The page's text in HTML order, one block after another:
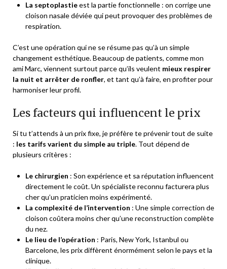
La septoplastieest la partie fonctionnelle : on corrige une
cloison nasale déviée qui peut provoquer des problèmes de
respiration.
C’est une opération qui ne se résume pas qu’à un simple
changement esthétique. Beaucoup de patients, comme mon
ami Marc, viennent surtout parce qu’ils veulent mieux respirer
la nuit et arrêter de ronfler, et tant qu’à faire, en profiter pour
harmoniser leur profil.
Les facteurs qui influencent le prix
Si tu t’attends à un prix fixe, je préfère te prévenir tout de suite
: les tarifs varient du simple au triple. Tout dépend de
plusieurs critères :
Le chirurgien : Son expérience et sa réputation influencent
directement le coût. Un spécialiste reconnu facturera plus
cher qu’un praticien moins expérimenté.
La complexité de l’intervention : Une simple correction de
cloison coûtera moins cher qu’une reconstruction complète
du nez.
Le lieu de l’opération : Paris, New York, Istanbul ou
Barcelone, les prix diffèrent énormément selon le pays et la
clinique.